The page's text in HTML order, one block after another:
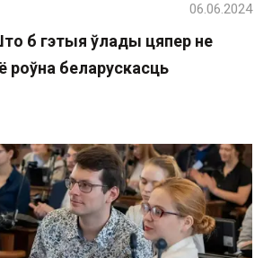
б гэтыя ўлады цяпер не
роўна беларускасць
06.06.2024